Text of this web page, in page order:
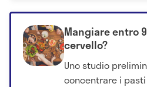
Mangiare entro
cervello?
Uno studio
concentrare i